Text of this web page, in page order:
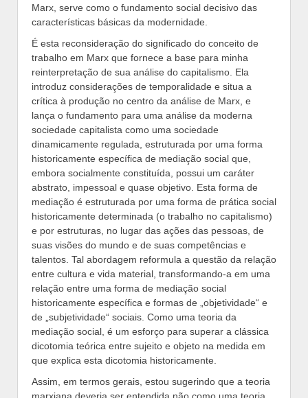
Marx, serve como o fundamento social decisivo das
características básicas da modernidade.
É esta reconsideração do significado do conceito de
trabalho em Marx que fornece a base para minha
reinterpretação de sua análise do capitalismo. Ela
introduz considerações de temporalidade e situa a
crítica à produção no centro da análise de Marx, e
lança o fundamento para uma análise da moderna
sociedade capitalista como uma sociedade
dinamicamente regulada, estruturada por uma forma
historicamente específica de mediação social que,
embora socialmente constituída, possui um caráter
abstrato, impessoal e quase objetivo. Esta forma de
mediação é estruturada por uma forma de prática social
historicamente determinada (o trabalho no capitalismo)
e por estruturas, no lugar das ações das pessoas, de
suas visões do mundo e de suas competências e
talentos. Tal abordagem reformula a questão da relação
entre cultura e vida material, transformando-a em uma
relação entre uma forma de mediação social
historicamente específica e formas de „objetividade“ e
de „subjetividade“ sociais. Como uma teoria da
mediação social, é um esforço para superar a clássica
dicotomia teórica entre sujeito e objeto na medida em
que explica esta dicotomia historicamente.
Assim, em termos gerais, estou sugerindo que a teoria